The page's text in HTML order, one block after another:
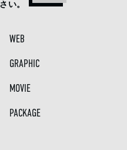
い。
WEB
GRAPHIC
MOVIE
PACKAGE